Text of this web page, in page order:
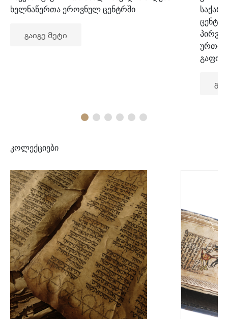
ხელნაწერთა ეროვნულ ცენტრში
გაიგე მეტი
კოლექციები